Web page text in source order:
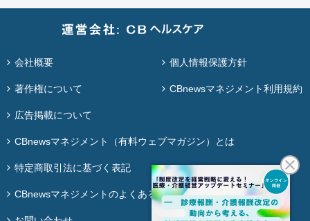
会社概要 個人情報保護方針
著作権について CBnewsマネジメント利用規約
広告掲載について
CBnewsマネジメント（有料ウェブマガジン）とは
特定商取引法に基づく表記
CBnewsマネジメントのよくある質問